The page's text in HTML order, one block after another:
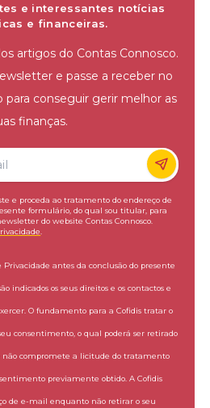
e interessantes notícias
e financeiras.
artigos do Contas Connosco.
e passe a receber no
para conseguir gerir melhor as
finanças.
e proceda ao tratamento do endereço de
formulário, do qual sou titular, para
do website Contas Connosco.
antes da conclusão do presente
indicados os seus direitos e os contactos e
O fundamento para a Cofidis tratar o
consentimento, o qual poderá ser retirado
compromete a licitude do tratamento
previamente obtido. A Cofidis
de e-mail enquanto não retirar o seu